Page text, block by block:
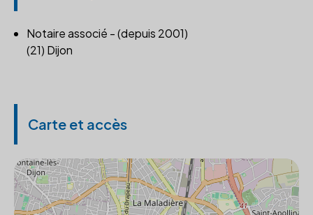
Notaire associé - (depuis 2001)
(21) Dijon
Carte et accès